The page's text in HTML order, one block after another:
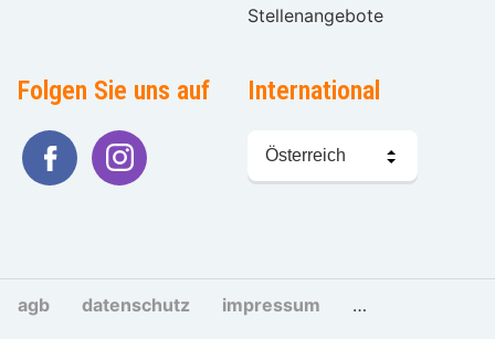
Stellenangebote
Folgen Sie uns auf International
Sprache
wählen
agb datenschutz impressum cookies und